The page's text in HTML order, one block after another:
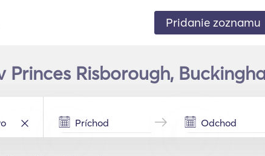
Pridanie zoznamu
Princes Risborough,